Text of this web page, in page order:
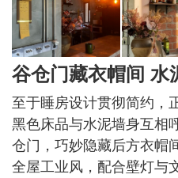
谷仓门藏衣帽间 水
至于睡房设计贯彻简约，
黑色床品与水泥墙身互相
仓门，巧妙隐藏后方衣帽
全屋工业风，配合壁灯与